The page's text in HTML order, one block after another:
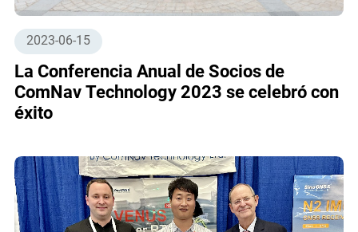
2023-06-15
La Conferencia Anual de Socios de
ComNav Technology 2023 se celebró con
éxito